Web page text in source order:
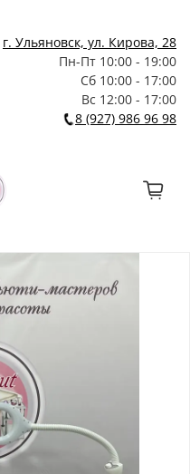
г. Ульяновск, ул. Кирова, 28
Пн-Пт 10:00 - 19:00
Сб 10:00 - 17:00
Вс 12:00 - 17:00
8 (927) 986 96 98